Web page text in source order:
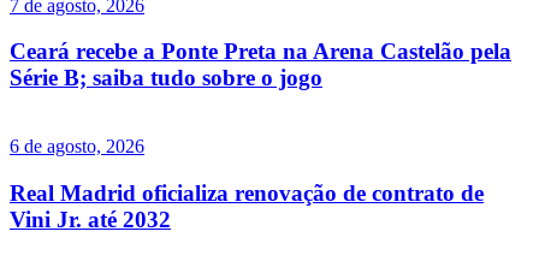
7 de agosto, 2026
Ceará recebe a Ponte Preta na Arena Castelão pela
Série B; saiba tudo sobre o jogo
6 de agosto, 2026
Real Madrid oficializa renovação de contrato de
Vini Jr. até 2032